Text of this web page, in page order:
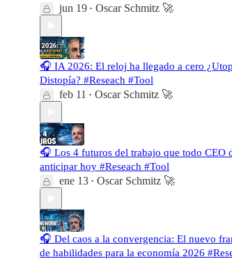
jun 19 • Oscar Schmitz 🚀
🎧 IA 2026: El reloj ha llegado a cero
Distopía? #Reseach #Tool
feb 11 • Oscar Schmitz 🚀
🎧 Los 4 futuros del trabajo que todo CEO
anticipar hoy #Reseach #Tool
ene 13 • Oscar Schmitz 🚀
🎧 Del caos a la convergencia: El nuevo
de habilidades para la economía 2026